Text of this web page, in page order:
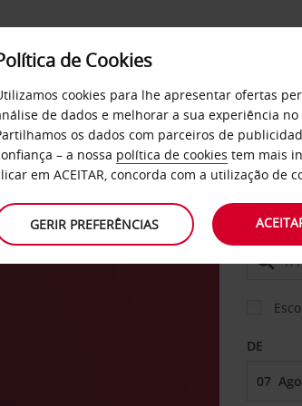
SERVIÇOS EMPRESAS
DE
de Cookies
cookies para lhe apresentar ofertas
de dados e melhorar a sua experiência no
os dados com parceiros de
– a nossa política de cookies tem mais
em ACEITAR, concorda com a utilização de
GERIR PREFERÊNCIAS